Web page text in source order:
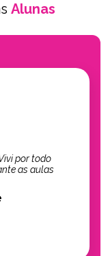
Alunas
por todo
as aulas